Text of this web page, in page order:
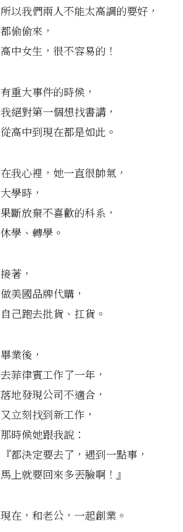
所以我們兩人不能太高調的要好，
都偷偷來，
高中女生，很不容易的！
有重大事件的時候，
我絕對第一個想找書講，
從高中到現在都是如此。
在我心裡，她一直很帥氣，
大學時，
果斷放棄不喜歡的科系，
休學、轉學。
接著，
做美國品牌代購，
自己跑去批貨、扛貨。
畢業後，
去菲律賓工作了一年，
落地發現公司不適合，
又立刻找到新工作，
那時候她跟我說：
『都決定要去了，遇到一點事，
馬上就要回來多丟臉啊！』
現在，和老公，一起創業。